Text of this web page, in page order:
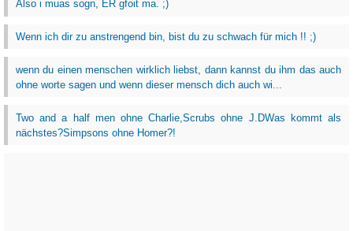
Also i muas sogn, ER gfoit ma. ;)
Wenn ich dir zu anstrengend bin, bist du zu schwach für mich !! ;)
wenn du einen menschen wirklich liebst, dann kannst du ihm das auch
ohne worte sagen und wenn dieser mensch dich auch wi...
Two and a half men ohne Charlie,Scrubs ohne J.DWas kommt als
nächstes?Simpsons ohne Homer?!